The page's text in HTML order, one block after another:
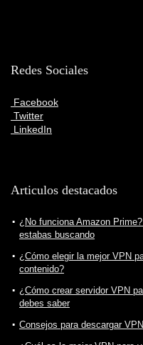
Redes Sociales
Facebook
Twitter
LinkedIn
Articulos destacados
¿No funciona Amazon
estabas buscando
¿Cómo elegir la mejor VPN
contenido?
¿Cómo crear servidor VPN
debes saber
Consejos para descargar